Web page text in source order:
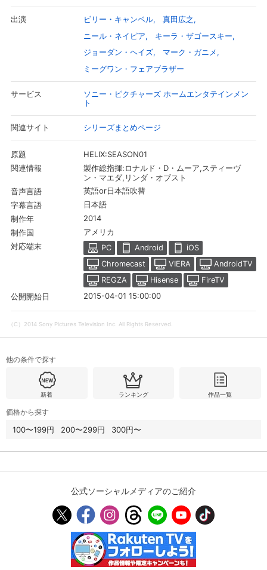
会員設定 会員情報
基本情報、本人連絡先、パスワード 、クレ
ジットカード情報の変更が可能です。
決済方法変更 決済方法の変更が可能です。
購入明細 ４ヵ月分の購入明細の確認が可能です。
Myクーポン
現在獲得済みのお得なクーポンを確認でき
ます。
と便利です。
サイト内の閲覧履歴を確認できます。履歴
の削除も可能です。
サイト内で表示される作品の表示制限が可
能です。5段階の年齢区分から選択できま
す。
出演 ビリー・キャンベル
真田広之
ニール・ネイピア
キーラ・ザゴースキー
ジョーダン・ヘイズ
マーク・ガニメ
ミーグワン・フェアブラザー
サービス
ソニー・ピクチャーズ ホームエンタテインメン
ト
関連サイト シリーズまとめページ
原題 HELIX:SEASON01
関連情報
製作総指揮:ロナルド・D・ムーア,スティーヴ
ン・マエダ,リンダ・オブスト
音声言語 英語or日本語吹替
字幕言語 日本語
制作年 2014
制作国 アメリカ
対応端末 PC Android
iOS
Chromecast
VIERA
AndroidTV
REGZA
Hisense
FireTV
公開開始日
2015-04-01 15:00:00
（C）2014 Sony Pictures Television Inc. All Rights Reserved.
他の条件で探す
新着 ランキング 作品一覧
価格から探す
100〜199円 200〜299円 300円〜
公式ソーシャルメディアのご紹介